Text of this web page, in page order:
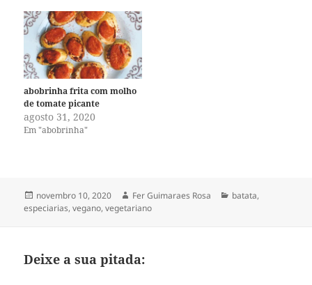
abobrinha frita com molho
de tomate picante
agosto 31, 2020
Em "abobrinha"
Publicado
em
novembro 10, 2020 Autor
Fer Guimaraes Rosa Categorias
batata,
especiarias,vegano,vegetariano
Deixe a sua pitada: